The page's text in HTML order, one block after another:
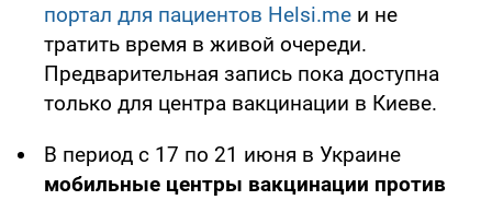
портал для пациентов Helsi.me и не
тратить время в живой очереди.
Предварительная запись пока доступна
только для центра вакцинации в Киеве.
В период с 17 по 21 июня в Украине
мобильные центры вакцинации против